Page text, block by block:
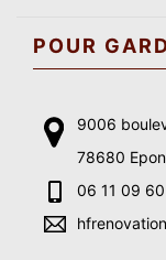
POUR
9006
78680
06 11 09